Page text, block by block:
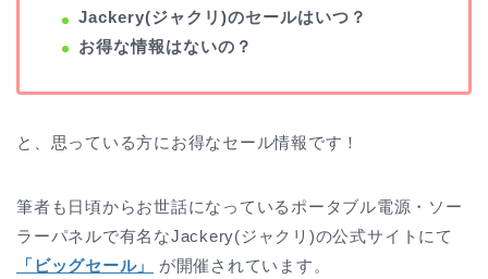
Jackery(ジャクリ)のセールはいつ？
お得な情報はないの？
と、思っている方にお得なセール情報です！
筆者も日頃からお世話になっているポータブル電源・ソー
ラーパネルで有名なJackery(ジャクリ)の公式サイトにて
「ビッグセール」
が開催されています。